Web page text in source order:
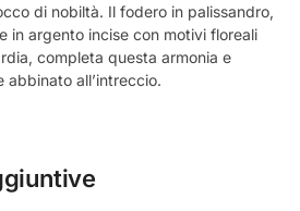
di nobiltà. Il fodero in palissandro,
in argento incise con motivi floreali
completa questa armonia e
abbinato all’intreccio.